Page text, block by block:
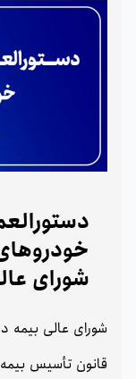
شورای عالی
قانون تأسیس